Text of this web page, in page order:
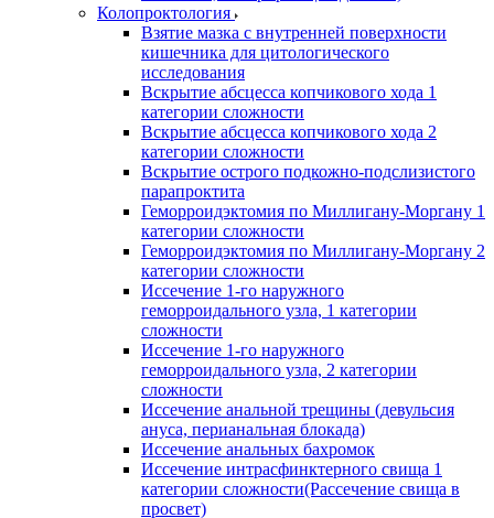
Колопроктология
Взятие мазка с внутренней поверхности
кишечника для цитологического
исследования
Вскрытие абсцесса копчикового хода 1
категории сложности
Вскрытие абсцесса копчикового хода 2
категории сложности
Вскрытие острого подкожно-подслизистого
парапроктита
Геморроидэктомия по Миллигану-Моргану 1
категории сложности
Геморроидэктомия по Миллигану-Моргану 2
категории сложности
Иссечение 1-го наружного
геморроидального узла, 1 категории
сложности
Иссечение 1-го наружного
геморроидального узла, 2 категории
сложности
Иссечение анальной трещины (девульсия
ануса, перианальная блокада)
Иссечение анальных бахромок
Иссечение интрасфинктерного свища 1
категории сложности(Рассечение свища в
просвет)